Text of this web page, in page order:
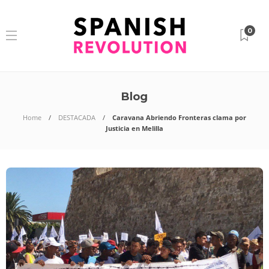
0
Blog
Home DESTACADA
Caravana Abriendo Fronteras clama por
Justicia en Melilla